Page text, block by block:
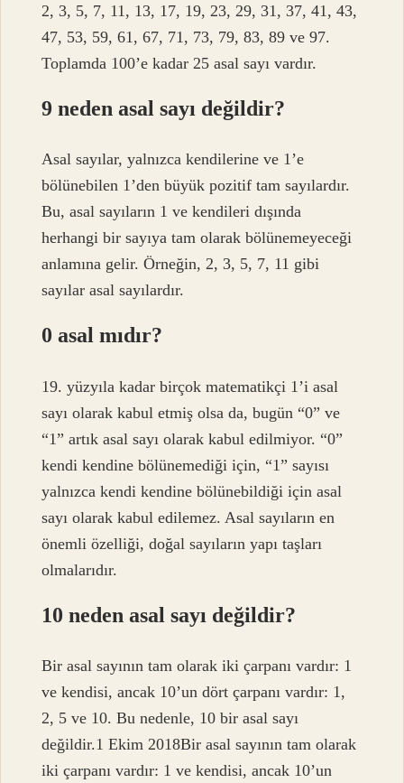
2, 3, 5, 7, 11, 13, 17, 19, 23, 29, 31, 37, 41, 43,
47, 53, 59, 61, 67, 71, 73, 79, 83, 89 ve 97.
Toplamda 100’e kadar 25 asal sayı vardır.
9 neden asal sayı değildir?
Asal sayılar, yalnızca kendilerine ve 1’e
bölünebilen 1’den büyük pozitif tam sayılardır.
Bu, asal sayıların 1 ve kendileri dışında
herhangi bir sayıya tam olarak bölünemeyeceği
anlamına gelir. Örneğin, 2, 3, 5, 7, 11 gibi
sayılar asal sayılardır.
0 asal mıdır?
19. yüzyıla kadar birçok matematikçi 1’i asal
sayı olarak kabul etmiş olsa da, bugün “0” ve
“1” artık asal sayı olarak kabul edilmiyor. “0”
kendi kendine bölünemediği için, “1” sayısı
yalnızca kendi kendine bölünebildiği için asal
sayı olarak kabul edilemez. Asal sayıların en
önemli özelliği, doğal sayıların yapı taşları
olmalarıdır.
10 neden asal sayı değildir?
Bir asal sayının tam olarak iki çarpanı vardır: 1
ve kendisi, ancak 10’un dört çarpanı vardır: 1,
2, 5 ve 10. Bu nedenle, 10 bir asal sayı
değildir.1 Ekim 2018Bir asal sayının tam olarak
iki çarpanı vardır: 1 ve kendisi, ancak 10’un